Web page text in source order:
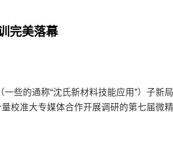
完美落幕
些的通称“沈氏新材料技能应用”）子新
校准大专媒体合作开展调研的第七届微